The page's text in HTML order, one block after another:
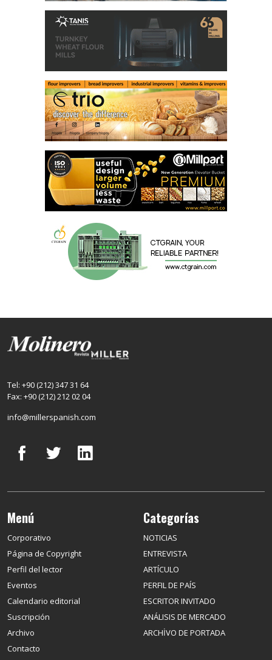
Tel: +90 (212) 347 31 64
Fax: +90 (212) 212 02 04
info@millerspanish.com
Menú
Corporativo
Página de Copyright
Perfil del lector
Eventos
Calendario editorial
Suscripción
Archivo
Contacto
Categorías
NOTICIAS
ENTREVISTA
ARTÍCULO
PERFIL DE PAÍS
ESCRITOR INVITADO
ANÁLISIS DE MERCADO
ARCHİVO DE PORTADA